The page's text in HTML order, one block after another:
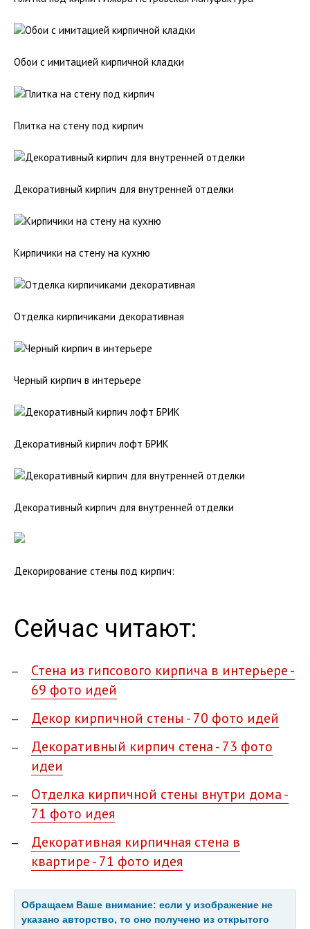
Обои с имитацией кирпичной кладки
Плитка на стену под кирпич
Декоративный кирпич для внутренней отделки
Кирпичики на стену на кухню
Отделка кирпичиками декоративная
Черный кирпич в интерьере
Декоративный кирпич лофт БРИК
Декоративный кирпич для внутренней отделки
Декорирование стены под кирпич:
Сейчас читают:
Стена из гипсового кирпича в интерьере -
69 фото идей
Декор кирпичной стены - 70 фото идей
Декоративный кирпич стена - 73 фото
идеи
Отделка кирпичной стены внутри дома -
71 фото идея
Декоративная кирпичная стена в
квартире - 71 фото идея
Обращаем Ваше внимание: если у изображение не
указано авторство, то оно получено из открытого